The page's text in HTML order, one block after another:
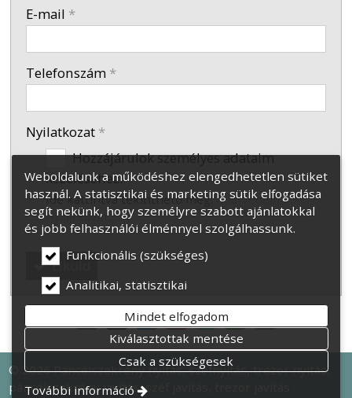
-
E-mail *
Telefonszám *
Nyilatkozat *
Hozzájárulok személyes adataim
kezeléséhez.
Ide kattintva tekinthető meg:Adatvédelmi
nyilatkozat.
Elküld
© 2026 Páncélszekrény nyitás, széfnyitás, trezor nyitás,
páncélszekrény javítás, széf javítás, trezor javítás
Weboldalunk a működéshez elengedhetetlen sütiket
használ. A statisztikai és marketing sütik elfogadása
segít nekünk, hogy személyre szabott ajánlatokkal
és jobb felhasználói élménnyel szolgálhassunk.
Funkcionális (szükséges)
Analitikai, statisztikai
Mindet elfogadom
Kiválasztottak mentése
Csak a szükségesek
További információ